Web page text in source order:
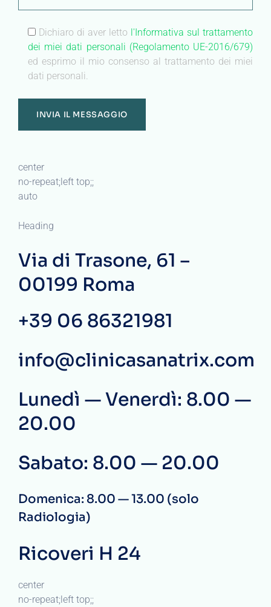
Dichiaro di aver letto l'Informativa sul trattamento
dei miei dati personali (Regolamento UE-2016/679)
ed esprimo il mio consenso al trattamento dei miei
dati personali.
center
no-repeat;left top;;
auto
Heading
Via di Trasone, 61 –
00199 Roma
+39 06 86321981
info@clinicasanatrix.com
Lunedì — Venerdì: 8.00 —
20.00
Sabato: 8.00 — 20.00
Domenica: 8.00 — 13.00 (solo
Radiologia)
Ricoveri H 24
center
no-repeat;left top;;